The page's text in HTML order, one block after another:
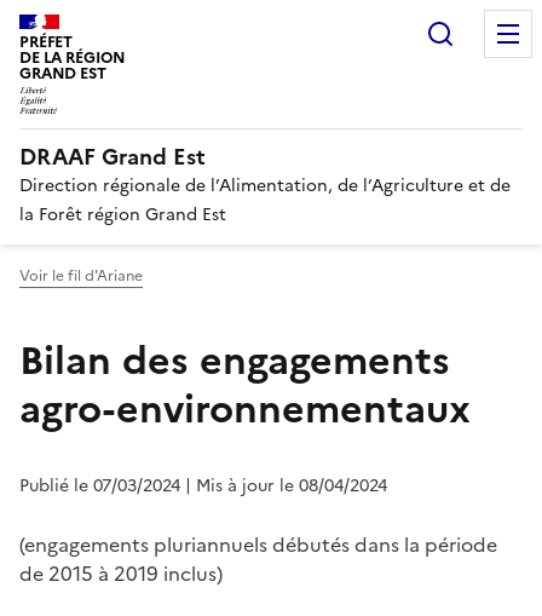
PRÉFET
DE LA RÉGION
GRAND EST
DRAAF Grand Est
Direction régionale de l’Alimentation, de l’Agriculture et de
la Forêt région Grand Est
Voir le fil d'Ariane
Bilan des engagements
agro-environnementaux
Publié le 07/03/2024 | Mis à jour le 08/04/2024
(engagements pluriannuels débutés dans la période
de 2015 à 2019 inclus)